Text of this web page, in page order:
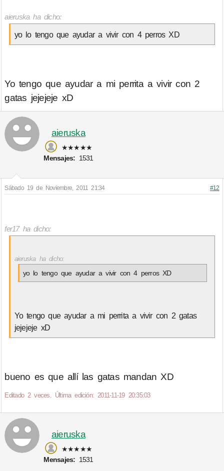
aieruska ha dicho:
yo lo tengo que ayudar a vivir con 4 perros XD
Yo tengo que ayudar a mi perrita a vivir con 2
gatas jejejeje xD
aieruska
★★★★★
Mensajes: 1531
Sábado 19 de Noviembre, 2011 21:34 #12
fer17 ha dicho:
aieruska ha dicho:
yo lo tengo que ayudar a vivir con 4 perros XD
Yo tengo que ayudar a mi perrita a vivir con 2 gatas
jejejeje xD
bueno es que allí las gatas mandan XD
Editado 2 veces. Última edición: 2011-11-19 20:35:03
aieruska
★★★★★
Mensajes: 1531